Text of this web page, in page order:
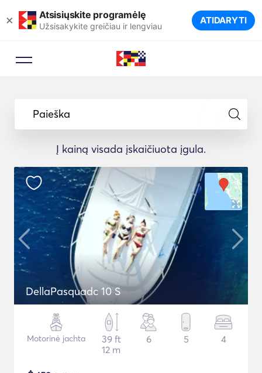
× Atsisiųskite programėlę
Užsisakykite greičiau ir lengviau ATIDARYTI
Paieška
Į kainą visada įskaičiuota įgula.
DellaPasquadc 10 S
Motorinė jachta
39 ft
12 m
6 5 4